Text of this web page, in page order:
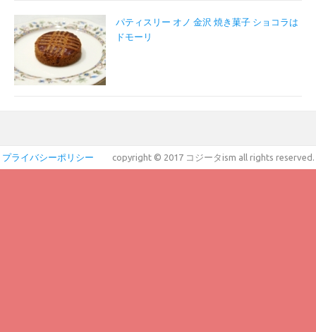
パティスリー オノ 金沢 焼き菓子 ショコラは
ドモーリ
プライバシーポリシー copyright © 2017 コジータism all rights reserved.